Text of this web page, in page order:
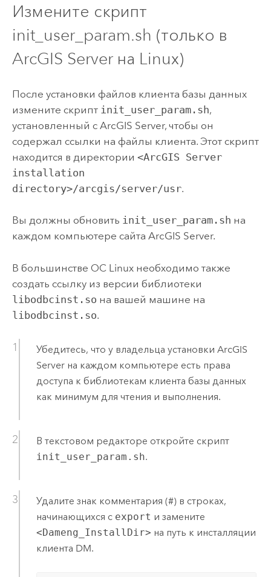
Измените скрипт
init_user_param.sh (только в
ArcGIS Serverна Linux)
После установки файлов клиента базы данных
измените скрипт init_user_param.sh,
установленный с ArcGIS Server, чтобы он
содержал ссылки на файлы клиента. Этот скрипт
находится в директории <ArcGIS Server
installation
directory>/arcgis/server/usr.
Вы должны обновить init_user_param.sh на
каждом компьютере сайта ArcGIS Server.
В большинстве ОС Linuxнеобходимо также
создать ссылку из версии библиотеки
libodbcinst.so на вашей машине на
libodbcinst.so.
Убедитесь, что у владельца установки ArcGIS
Serverна каждом компьютере есть права
доступа к библиотекам клиента базы данных
как минимум для чтения и выполнения.
В текстовом редакторе откройте скрипт
init_user_param.sh.
Удалите знак комментария (#) в строках,
начинающихся с export и замените
<Dameng_InstallDir> на путь к инсталляции
клиента DM.